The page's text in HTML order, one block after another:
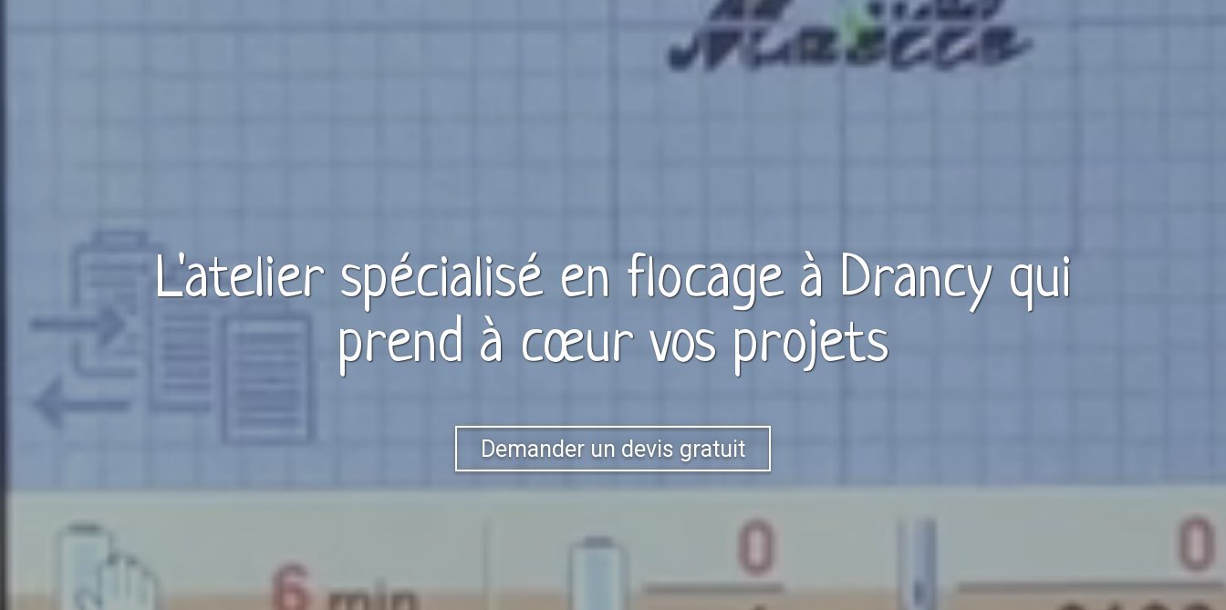
L'atelier spécialisé en flocageà Drancyqui
prend à cœur vos projets
Demander un devis gratuit